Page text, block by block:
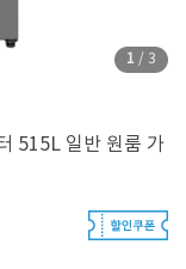
1 / 3
515L 일반 원룸 가